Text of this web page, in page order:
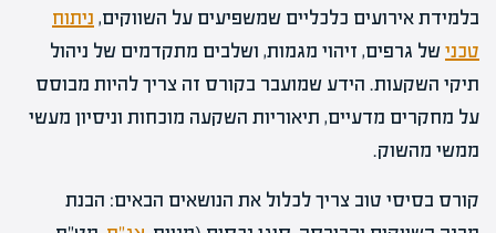
בלמידת אירועים כלכליים שמשפיעים על השווקים, ניתוח
טכנישל גרפים, זיהוי מגמות, ושלבים מתקדמים של ניהול
תיקי השקעות. הידע שמועבר בקורס זה צריך להיות מבוסס
על מחקרים מדעיים, תיאוריות השקעה מוכחות וניסיון מעשי
ממשי מהשוק.
קורס בסיסי טוב צריך לכלול את הנושאים הבאים: הבנת